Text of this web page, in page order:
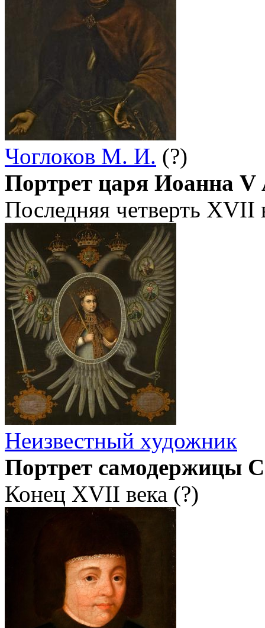
Чоглоков М. И. (?)
Портрет царя Иоанна V
Последняя четверть ХVII
Неизвестный художник
Портрет самодержицы
Конец XVII века (?)